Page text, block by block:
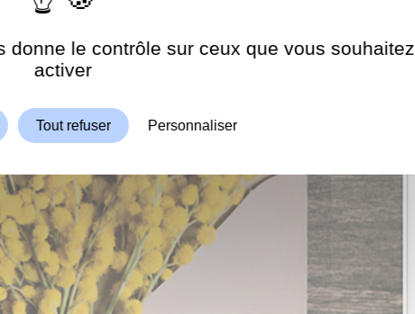
donne le contrôle sur ceux que vous souhaitez
activer
Tout refuser Personnaliser